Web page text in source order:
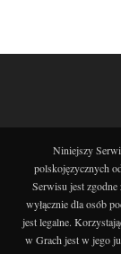
Niniejszy
polskojęzycznych
Serwisu jest
wyłącznie dla osób
jest legalne.
w Grach jest w jego